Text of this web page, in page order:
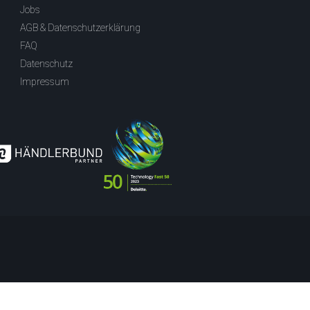
Jobs
AGB & Datenschutzerklärung
FAQ
Datenschutz
Impressum